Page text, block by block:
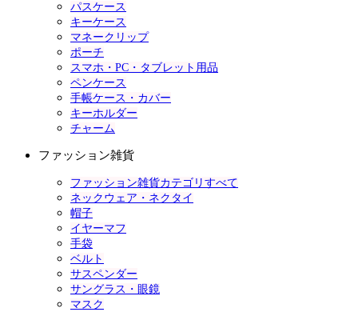
パスケース
キーケース
マネークリップ
ポーチ
スマホ・PC・タブレット用品
ペンケース
手帳ケース・カバー
キーホルダー
チャーム
ファッション雑貨
ファッション雑貨カテゴリすべて
ネックウェア・ネクタイ
帽子
イヤーマフ
手袋
ベルト
サスペンダー
サングラス・眼鏡
マスク